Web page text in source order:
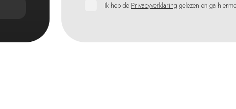
Ik heb de Privacyverklaring gelezen en ga